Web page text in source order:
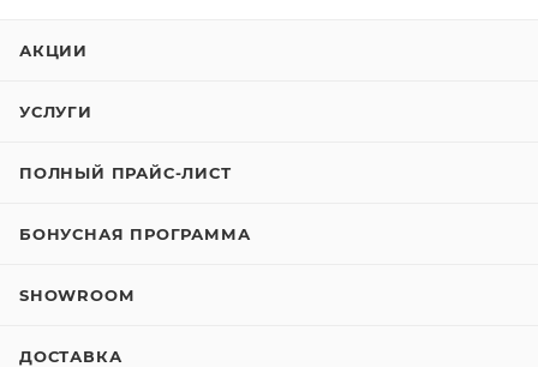
АКЦИИ
УСЛУГИ
ПОЛНЫЙ ПРАЙС-ЛИСТ
БОНУСНАЯ ПРОГРАММА
SHOWROOM
ДОСТАВКА